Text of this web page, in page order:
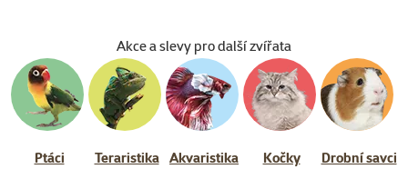
Akce a slevy pro další zvířata
Ptáci Teraristika Akvaristika Kočky Drobní savci